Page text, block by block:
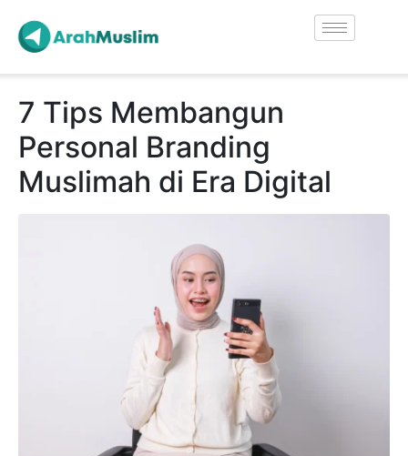
7 Tips Membangun
Personal Branding
Muslimah di Era Digital